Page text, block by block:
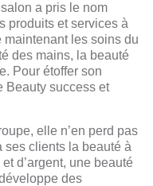
a pris le nom
produits et services à
maintenant les soins du
des mains, la beauté
Pour étoffer son
Beauty success et
elle n’en perd pas
ses clients la beauté à
d’argent, une beauté
des